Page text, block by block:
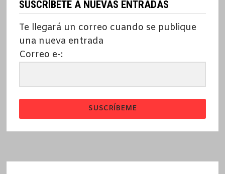
SUSCRÍBETE A NUEVAS ENTRADAS
Te llegará un correo cuando se publique
una nueva entrada
Correo e-:
SUSCRÍBEME